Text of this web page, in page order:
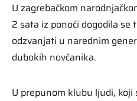
U zagrebačkom
2 sata iz ponoći dogodila se
odzvanjati u narednim
dubokih novčanika.
U prepunom klubu ljudi,